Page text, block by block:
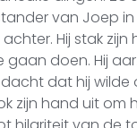
van Joep in
Hij stak zijn
gaan doen. Hij
dat hij wilde
zijn hand uit om